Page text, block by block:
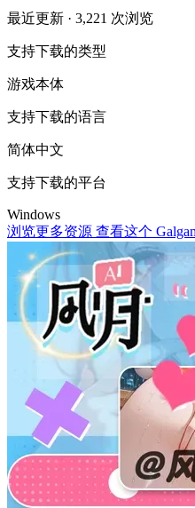
最近更新 · 3,221 次浏览
支持下载的类型
游戏本体
支持下载的语言
简体中文
支持下载的平台
Windows
浏览更多资源 查看这个